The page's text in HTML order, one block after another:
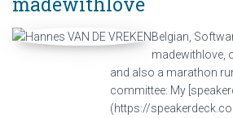
Belgian,
madewithlove,
and also a marathon
committee: My
(https://